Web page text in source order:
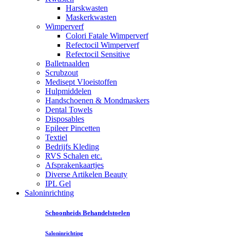
Harskwasten
Maskerkwasten
Wimperverf
Colori Fatale Wimperverf
Refectocil Wimperverf
Refectocil Sensitive
Balletnaalden
Scrubzout
Medisept Vloeistoffen
Hulpmiddelen
Handschoenen & Mondmaskers
Dental Towels
Disposables
Epileer Pincetten
Textiel
Bedrijfs Kleding
RVS Schalen etc.
Afsprakenkaartjes
Diverse Artikelen Beauty
IPL Gel
Saloninrichting
Schoonheids Behandelstoelen
Saloninrichting